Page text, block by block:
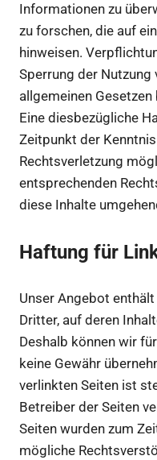
Informationen zu
zu forschen, die auf
hinweisen.
Sperrung der
allgemeinen
Eine diesbezügliche
Zeitpunkt der
Rechtsverletzung
entsprechenden
diese Inhalte
Haftung für
Unser Angebot
Dritter, auf deren
Deshalb können wir
keine Gewähr
verlinkten Seiten ist
Betreiber der Seiten
Seiten wurden zum
mögliche